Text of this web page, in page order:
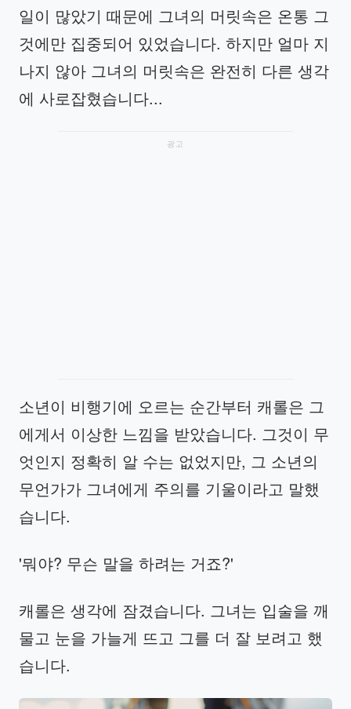
일이 많았기 때문에 그녀의 머릿속은 온통 그
것에만 집중되어 있었습니다. 하지만 얼마 지
나지 않아 그녀의 머릿속은 완전히 다른 생각
에 사로잡혔습니다...
광고
소년이 비행기에 오르는 순간부터 캐롤은 그
에게서 이상한 느낌을 받았습니다. 그것이 무
엇인지 정확히 알 수는 없었지만, 그 소년의
무언가가 그녀에게 주의를 기울이라고 말했
습니다.
'뭐야? 무슨 말을 하려는 거죠?'
캐롤은 생각에 잠겼습니다. 그녀는 입술을 깨
물고 눈을 가늘게 뜨고 그를 더 잘 보려고 했
습니다.